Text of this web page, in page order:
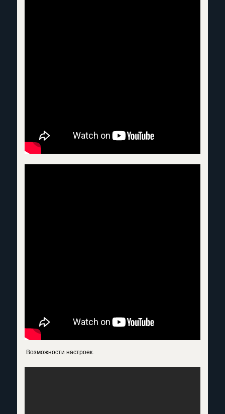
Возможности настроек.